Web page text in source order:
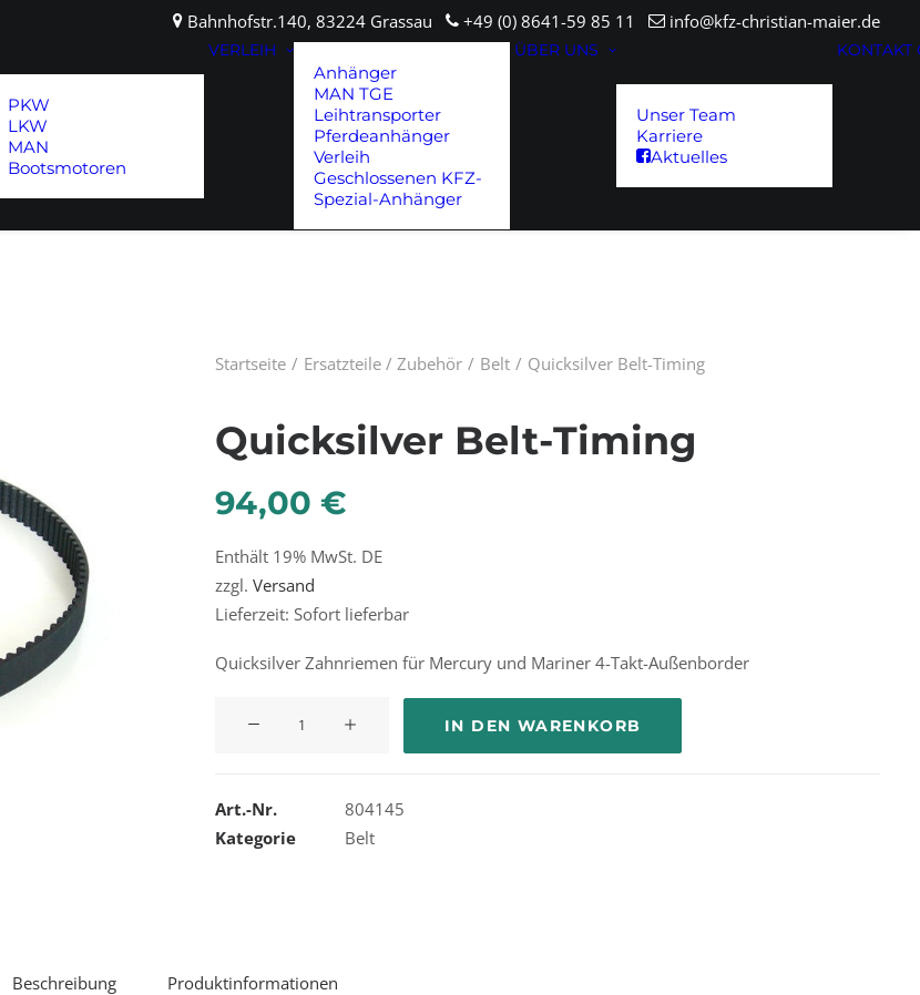
Bahnhofstr.140, 83224 Grassau +49 (0) 8641-59 85 11 info@kfz-christian-maier.de
PKW
LKW
MAN
Bootsmotoren
VERLEIH
Anhänger
MAN TGE
Leihtransporter
Pferdeanhänger
Verleih
Geschlossenen KFZ-
Spezial-Anhänger
ÜBER UNS
Unser Team
Karriere
Aktuelles
KONTAKT
Startseite Ersatzteile / Zubehör Belt Quicksilver Belt-Timing
Quicksilver Belt-Timing
94,00 €
Enthält 19% MwSt. DE
zzgl. Versand
Lieferzeit: Sofort lieferbar
Quicksilver Zahnriemen für Mercury und Mariner 4-Takt-Außenborder
IN DEN WARENKORB
Art.-Nr.
804145
Kategorie
Belt
Beschreibung Produktinformationen